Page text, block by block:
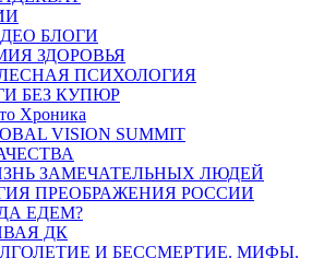
БЛОГИ
ЗДОРОВЬЯ
ПСИХОЛОГИЯ
БЕЗ КУПЮР
Хроника
VISION SUMMIT
ЗАМЕЧАТЕЛЬНЫХ ЛЮДЕЙ
ПРЕОБРАЖЕНИЯ РОССИИ
ЕДЕМ?
ДК
И БЕССМЕРТИЕ. МИФЫ.